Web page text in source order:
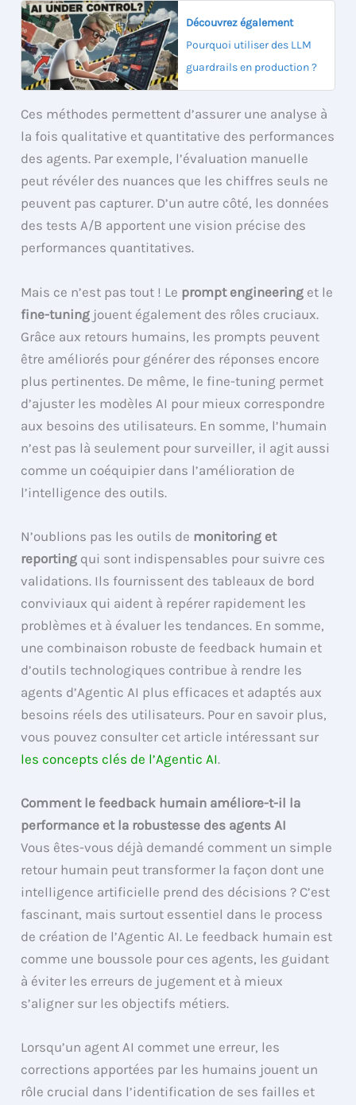
Découvrez également
Pourquoi utiliser des LLM
guardrails en production ?
Ces méthodes permettent d’assurer une analyse à
la fois qualitative et quantitative des performances
des agents. Par exemple, l’évaluation manuelle
peut révéler des nuances que les chiffres seuls ne
peuvent pas capturer. D’un autre côté, les données
des tests A/B apportent une vision précise des
performances quantitatives.
Mais ce n’est pas tout ! Le prompt engineering et le
fine-tuning jouent également des rôles cruciaux.
Grâce aux retours humains, les prompts peuvent
être améliorés pour générer des réponses encore
plus pertinentes. De même, le fine-tuning permet
d’ajuster les modèles AI pour mieux correspondre
aux besoins des utilisateurs. En somme, l’humain
n’est pas là seulement pour surveiller, il agit aussi
comme un coéquipier dans l’amélioration de
l’intelligence des outils.
N’oublions pas les outils de monitoring et
reporting qui sont indispensables pour suivre ces
validations. Ils fournissent des tableaux de bord
conviviaux qui aident à repérer rapidement les
problèmes et à évaluer les tendances. En somme,
une combinaison robuste de feedback humain et
d’outils technologiques contribue à rendre les
agents d’Agentic AI plus efficaces et adaptés aux
besoins réels des utilisateurs. Pour en savoir plus,
vous pouvez consulter cet article intéressant sur
les concepts clés de l’Agentic AI.
Comment le feedback humain améliore-t-il la
performance et la robustesse des agents AI
Vous êtes-vous déjà demandé comment un simple
retour humain peut transformer la façon dont une
intelligence artificielle prend des décisions ? C’est
fascinant, mais surtout essentiel dans le process
de création de l’Agentic AI. Le feedback humain est
comme une boussole pour ces agents, les guidant
à éviter les erreurs de jugement et à mieux
s’aligner sur les objectifs métiers.
Lorsqu’un agent AI commet une erreur, les
corrections apportées par les humains jouent un
rôle crucial dans l’identification de ses failles et